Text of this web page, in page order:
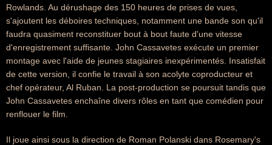
Rowlands. Au dérushage des 150 heures de prises de vues,
s'ajoutent les déboires techniques, notamment une bande son qu'il
faudra quasiment reconstituer bout à bout faute d'une vitesse
d'enregistrement suffisante. John Cassavetes exécute un premier
montage avec l'aide de jeunes stagiaires inexpérimentés. Insatisfait
de cette version, il confie le travail à son acolyte coproducteur et
chef opérateur, Al Ruban. La post-production se poursuit tandis que
John Cassavetes enchaîne divers rôles en tant que comédien pour
renflouer le film.
Il joue ainsi sous la direction de Roman Polanski dans Rosemary's